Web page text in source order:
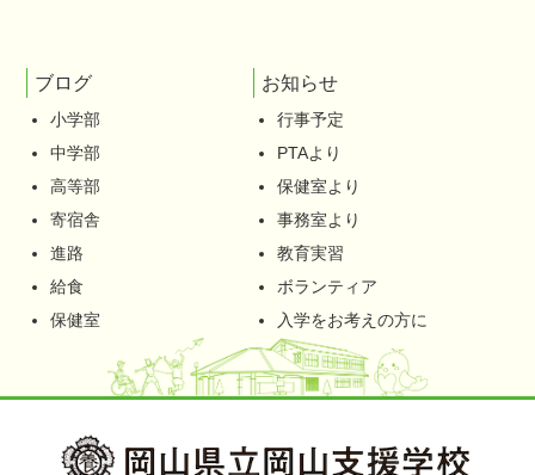
ブログ
小学部
中学部
高等部
寄宿舎
進路
給食
保健室
お知らせ
行事予定
PTAより
保健室より
事務室より
教育実習
ボランティア
入学をお考えの方に